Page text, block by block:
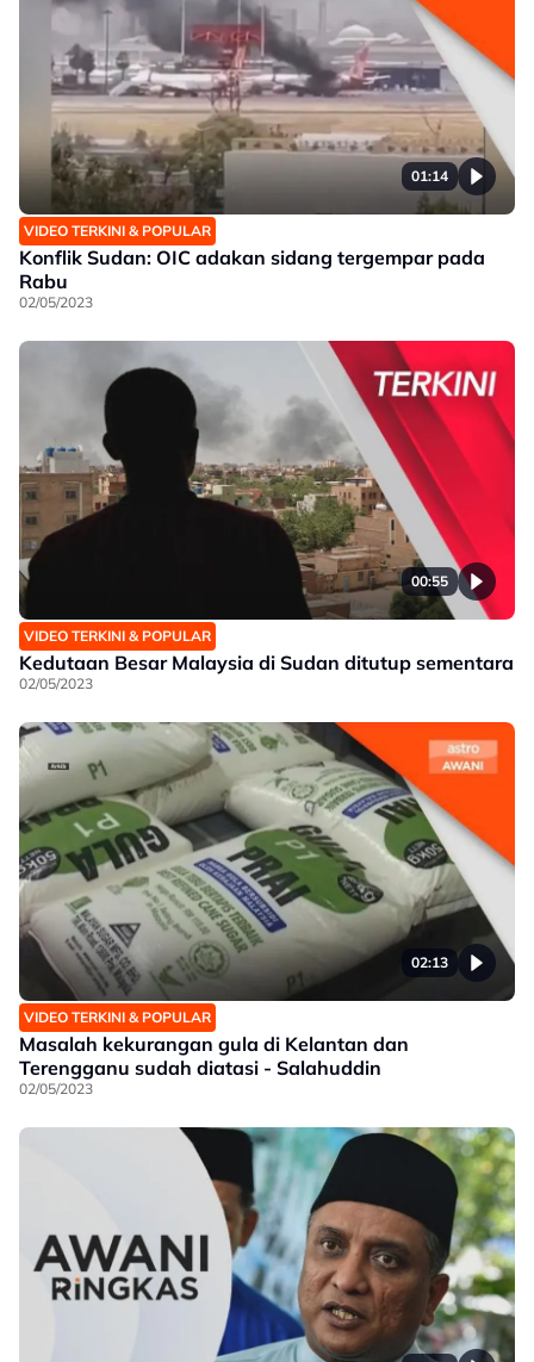
01:14
VIDEO TERKINI & POPULAR
Konflik Sudan: OIC adakan sidang tergempar pada
Rabu
02/05/2023
00:55
VIDEO TERKINI & POPULAR
Kedutaan Besar Malaysia di Sudan ditutup sementara
02/05/2023
02:13
VIDEO TERKINI & POPULAR
Masalah kekurangan gula di Kelantan dan
Terengganu sudah diatasi - Salahuddin
02/05/2023